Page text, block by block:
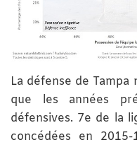
La défense de Tampa
que les années
défensives. 7e de la
concédées en